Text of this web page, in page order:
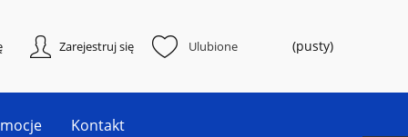
Zarejestruj się Ulubione (pusty)
Kontakt